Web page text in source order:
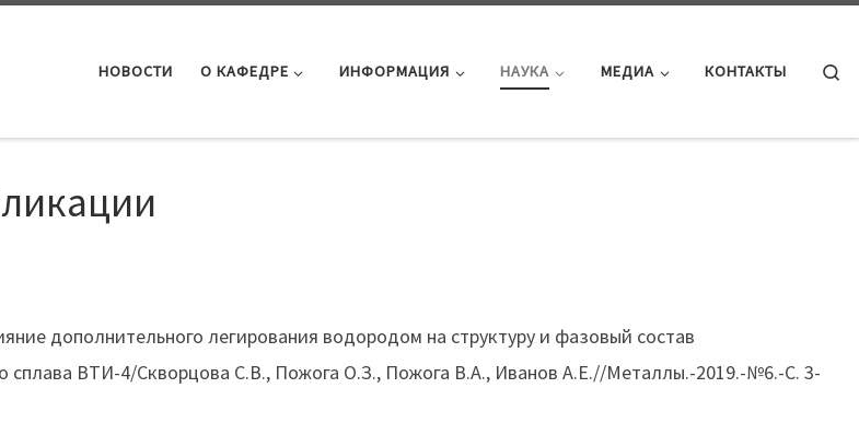
НОВОСТИ О КАФЕДРЕ ИНФОРМАЦИЯ НАУКА МЕДИА КОНТАКТЫ
дополнительного легирования водородом на структуру и фазовый состав
сплава ВТИ-4/Скворцова С.В., Пожога О.З., Пожога В.А., Иванов А.Е.//Металлы.-2019.-№6.-С. 3-